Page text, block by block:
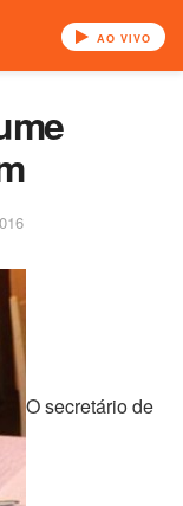
AO VIVO
O secretário de